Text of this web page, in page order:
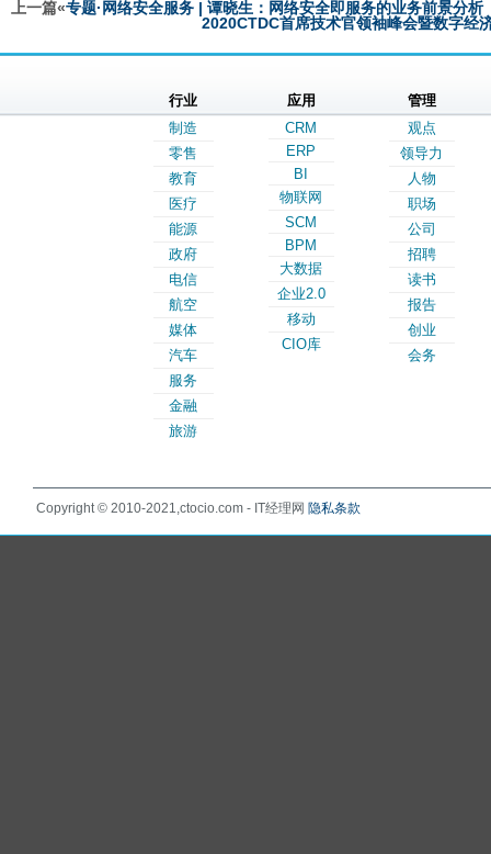
上一篇«专题·网络安全服务 | 谭晓生：网络安全即服务的业务前景分析
2020CTDC首席技术官领袖峰会暨数字经
行业
制造
零售
教育
医疗
能源
政府
电信
航空
媒体
汽车
服务
金融
旅游
应用
CRM
ERP
BI
物联网
SCM
BPM
大数据
企业2.0
移动
CIO库
管理
观点
领导力
人物
职场
公司
招聘
读书
报告
创业
会务
Copyright © 2010-2021,ctocio.com - IT经理网 隐私条款